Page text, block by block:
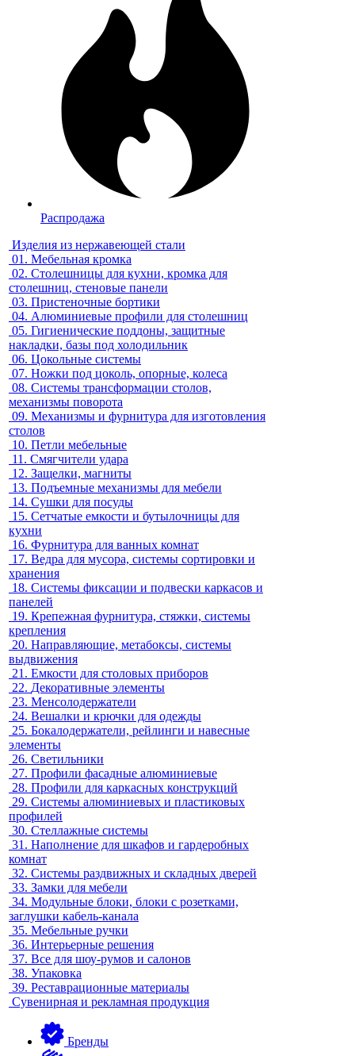
Распродажа
Изделия из нержавеющей стали
01. Мебельная кромка
02. Столешницы для кухни, кромка для
столешниц, стеновые панели
03. Пристеночные бортики
04. Алюминиевые профили для столешниц
05. Гигиенические поддоны, защитные
накладки, базы под холодильник
06. Цокольные системы
07. Ножки под цоколь, опорные, колеса
08. Системы трансформации столов,
механизмы поворота
09. Механизмы и фурнитура для изготовления
столов
10. Петли мебельные
11. Смягчители удара
12. Защелки, магниты
13. Подъемные механизмы для мебели
14. Сушки для посуды
15. Сетчатые емкости и бутылочницы для
кухни
16. Фурнитура для ванных комнат
17. Ведра для мусора, системы сортировки и
хранения
18. Системы фиксации и подвески каркасов и
панелей
19. Крепежная фурнитура, стяжки, системы
крепления
20. Направляющие, метабоксы, системы
выдвижения
21. Емкости для столовых приборов
22. Декоративные элементы
23. Менсолодержатели
24. Вешалки и крючки для одежды
25. Бокалодержатели, рейлинги и навесные
элементы
26. Светильники
27. Профили фасадные алюминиевые
28. Профили для каркасных конструкций
29. Системы алюминиевых и пластиковых
профилей
30. Стеллажные системы
31. Наполнение для шкафов и гардеробных
комнат
32. Системы раздвижных и складных дверей
33. Замки для мебели
34. Модульные блоки, блоки с розетками,
заглушки кабель-канала
35. Мебельные ручки
36. Интерьерные решения
37. Все для шоу-румов и салонов
38. Упаковка
39. Реставрационные материалы
Сувенирная и рекламная продукция
Бренды